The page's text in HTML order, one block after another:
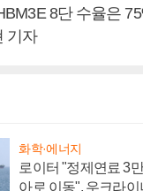
8단 수율은
기자
화학·에너지
로이터 "정제연료 3
아로 이동", 우크라